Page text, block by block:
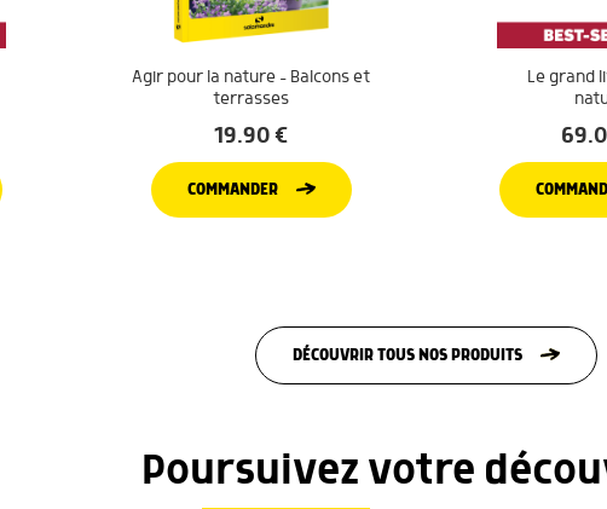
Agir pour la nature – Balcons et
terrasses
19.90€
COMMANDER
Le grand
DÉCOUVRIR TOUS NOS PRODUITS
Poursuivez votre